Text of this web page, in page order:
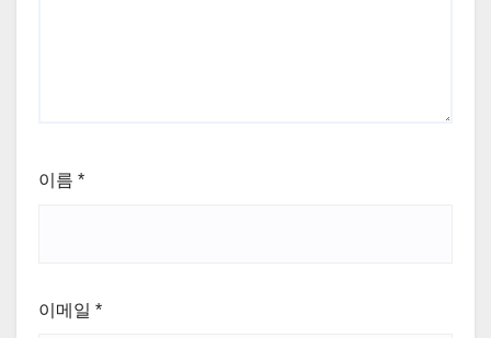
이름 *
이메일 *